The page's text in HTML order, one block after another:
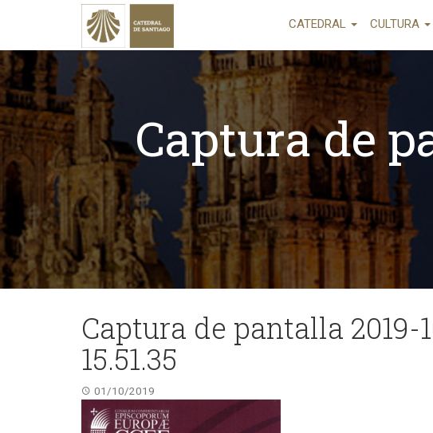
CATEDRAL CULTURA
Captura de
Captura de pantalla 2019-
15.51.35
01/10/2019